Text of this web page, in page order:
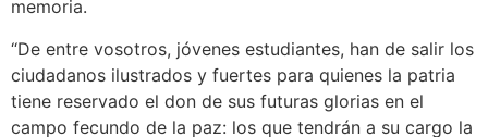
memoria.
“De entre vosotros, jóvenes estudiantes, han de salir los
ciudadanos ilustrados y fuertes para quienes la patria
tiene reservado el don de sus futuras glorias en el
campo fecundo de la paz: los que tendrán a su cargo la